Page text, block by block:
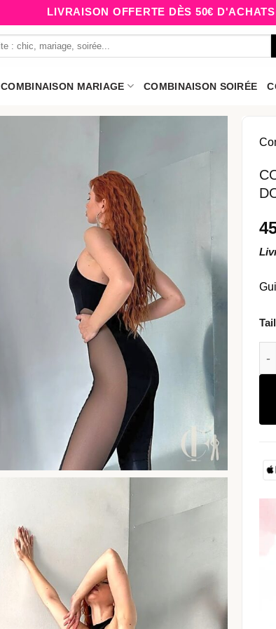
LIVRAISON OFFERTE DÈS 50€ D'ACHATS
COMBINAISON MARIAGE COMBINAISON SOIRÉE